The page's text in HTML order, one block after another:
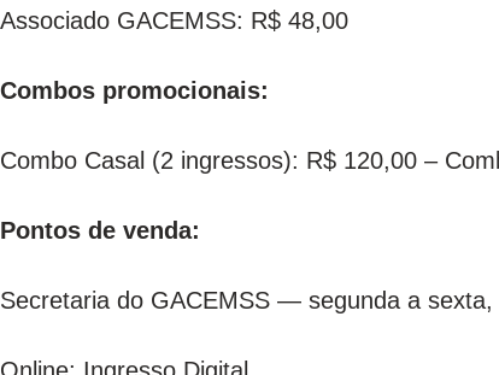
Associado GACEMSS: R$ 48,00
Combos promocionais:
Combo Casal (2 ingressos): R$ 120,00 –
Pontos de venda:
Secretaria do GACEMSS — segunda a sexta,